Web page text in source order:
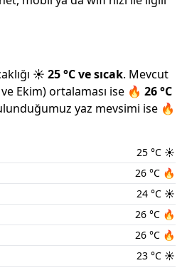
☀️ 25°C vesıcak. Mevcut
ve Ekim) ortalaması ise 🔥 26°C
yaz mevsimi ise 🔥
25 °C ☀️
26 °C 🔥
24 °C ☀️
26 °C 🔥
26 °C 🔥
23 °C ☀️